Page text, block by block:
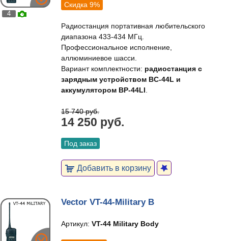
4
Скидка 9%
Радиостанция портативная любительского
диапазона 433-434 МГц.
Профессиональное исполнение,
аллюминиевое шасси.
Вариант комплектности: радиостанция с
зарядным устройством BC-44L и
аккумулятором BP-44LI
15 740 руб.
14 250 руб.
Под заказ
Добавить в корзину
Vector VT-44-Military B
Артикул: VT-44 Military Body